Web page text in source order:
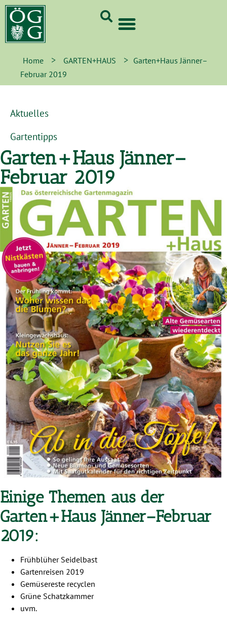
Home > GARTEN+HAUS > Garten+Haus Jänner–
Februar 2019
Aktuelles
Gartentipps
Garten+Haus Jänner–
Februar 2019
Einige Themen aus der
Garten+Haus Jänner–Februar
2019:
Frühblüher Seidelbast
Gartenreisen 2019
Gemüsereste recyclen
Grüne Schatzkammer
uvm.